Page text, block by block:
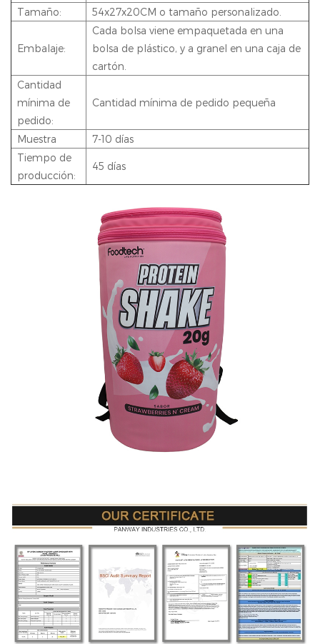
Tamaño: 54x27x20CM o tamaño personalizado.
Embalaje:
Cada bolsa viene empaquetada en una
bolsa de plástico, y a granel en una caja de
cartón.
Cantidad
mínima de
pedido:
Cantidad mínima de pedido pequeña
Muestra
7-10 días
Tiempo de
producción:
45 días